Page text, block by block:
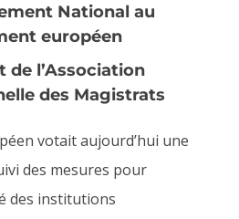
National au
européen
de l’Association
des Magistrats
votait aujourd’hui une
des mesures pour
des institutions